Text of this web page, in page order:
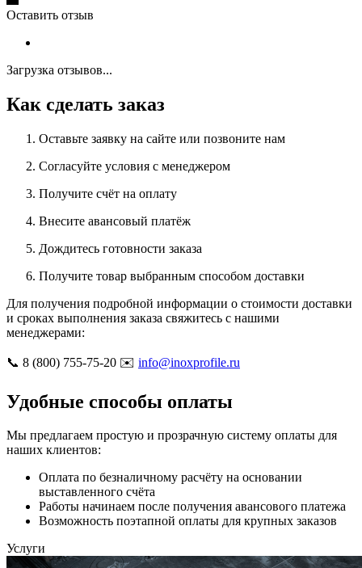
Оставить отзыв
Загрузка отзывов...
Как сделать заказ
Оставьте заявку на сайте или позвоните нам
Согласуйте условия с менеджером
Получите счёт на оплату
Внесите авансовый платёж
Дождитесь готовности заказа
Получите товар выбранным способом доставки
Для получения подробной информации о стоимости доставки
и сроках выполнения заказа свяжитесь с нашими
менеджерами:
📞 8 (800) 755-75-20 ✉️ info@inoxprofile.ru
Удобные способы оплаты
Мы предлагаем простую и прозрачную систему оплаты для
наших клиентов:
Оплата по безналичному расчёту на основании
выставленного счёта
Работы начинаем после получения авансового платежа
Возможность поэтапной оплаты для крупных заказов
Услуги